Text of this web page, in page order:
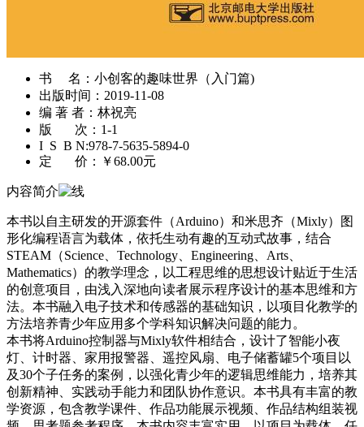
书 名： 小创客的趣味世界（入门篇)
出版时间： 2019-11-08
编 著 者： 林祝亮
版 次： 1-1
I S B N:978-7-5635-5894-0
定 价：
￥68.00元
内容简介
本书以自主研发的开源套件（Arduino）和米思齐（Mixly）图
形化编程语言为载体，依托生动有趣的互动式故事，结合
STEAM（Science、Technology、Engineering、Arts、
Mathematics）的教学理念，以工程思维的思想设计贴近于生活
的创意项目，由浅入深地向读者展示程序设计的基本思维和方
法。本书融入电子技术和传感器的基础知识，以项目化教学的
方法培养青少年应用多个学科知识解决问题的能力。
本书将Arduino控制器与Mixly软件相结合，设计了智能小夜
灯、计时器、家用报警器、遥控风扇、电子储蓄罐5个项目以
及30个子任务的案例，以强化青少年的逻辑思维能力，培养其
创新精神、实践动手能力和团队协作意识。本书具有丰富的教
学资源，包含教学课件、作品功能展示视频、作品结构组装视